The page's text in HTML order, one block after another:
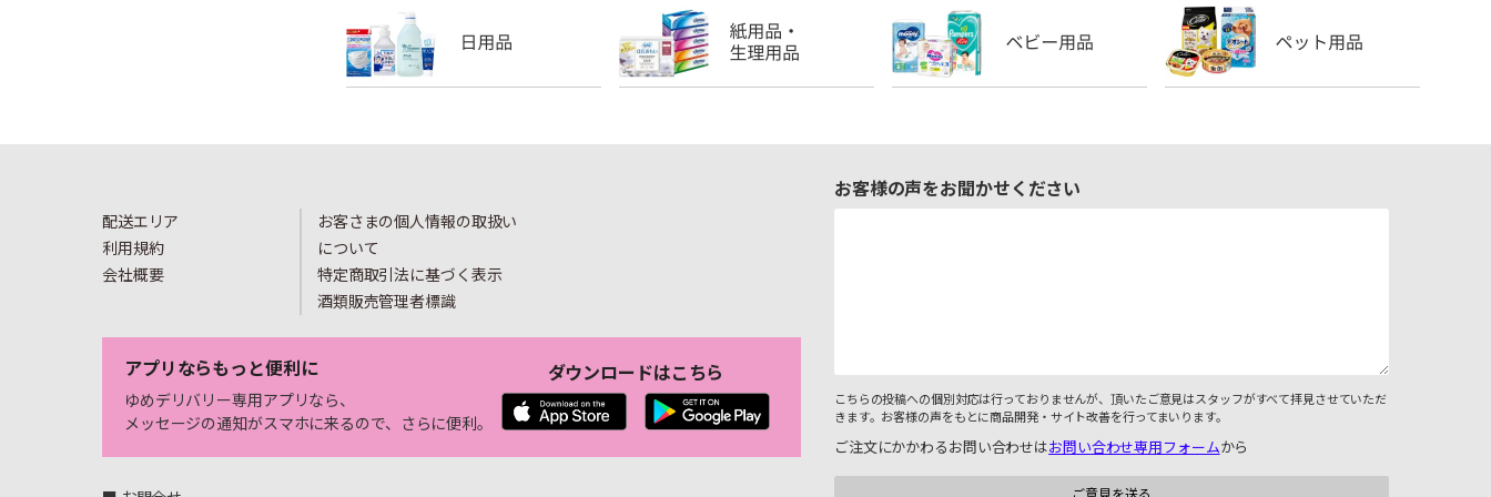
配送エリア
利用規約
会社概要
お客さまの個人情報の取扱い
について
特定商取引法に基づく表示
酒類販売管理者標識
アプリならもっと便利に
ゆめデリバリー専用アプリなら、
メッセージの通知がスマホに来るので、さらに便利。
ダウンロードはこちら
お客様の声をお聞かせください
こちらの投稿への個別対応は行っておりませんが、頂いたご意見はスタッフがすべて拝見させていただ
きます。お客様の声をもとに商品開発・サイト改善を行ってまいります。
ご注文にかかわるお問い合わせはお問い合わせ専用フォームから